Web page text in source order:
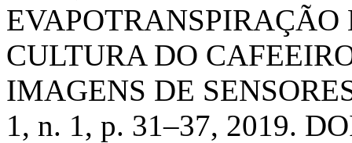
CULTURA DO
IMAGENS DE
1, n. 1, p. 31–37, 2019.